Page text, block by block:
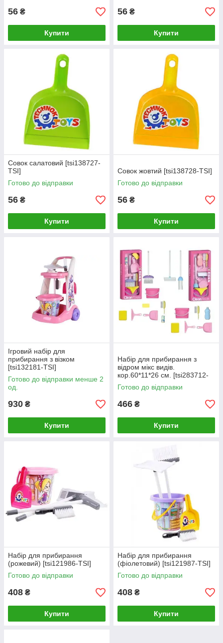
56 ₴
Купити
56 ₴
Купити
Совок салатовий [tsi138727-
TSI]
Готово до відправки
56 ₴
Купити
Совок жовтий [tsi138728-TSI]
Готово до відправки
56 ₴
Купити
Ігровий набір для
прибирання з візком
[tsi132181-TSI]
Готово до відправки менше 2
од.
930 ₴
Купити
Набір для прибирання з
відром мікс видів.
кор.60*11*26 см. [tsi283712-
TSI]
Готово до відправки
466 ₴
Купити
Набір для прибирання
(рожевий) [tsi121986-TSI]
Готово до відправки
408 ₴
Купити
Набір для прибирання
(фіолетовий) [tsi121987-TSI]
Готово до відправки
408 ₴
Купити